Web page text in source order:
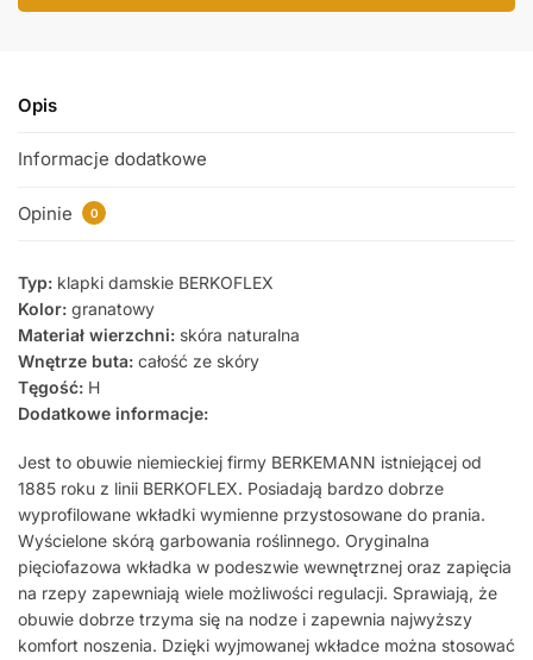
Opis
Informacje dodatkowe
Opinie 0
Typ: klapki damskie BERKOFLEX
Kolor: granatowy
Materiał wierzchni: skóra naturalna
Wnętrze buta: całość ze skóry
Tęgość: H
Dodatkowe informacje:
Jest to obuwie niemieckiej firmy BERKEMANN istniejącej od
1885 roku z linii BERKOFLEX. Posiadają bardzo dobrze
wyprofilowane wkładki wymienne przystosowane do prania.
Wyścielone skórą garbowania roślinnego. Oryginalna
pięciofazowa wkładka w podeszwie wewnętrznej oraz zapięcia
na rzepy zapewniają wiele możliwości regulacji. Sprawiają, że
obuwie dobrze trzyma się na nodze i zapewnia najwyższy
komfort noszenia. Dzięki wyjmowanej wkładce można stosować